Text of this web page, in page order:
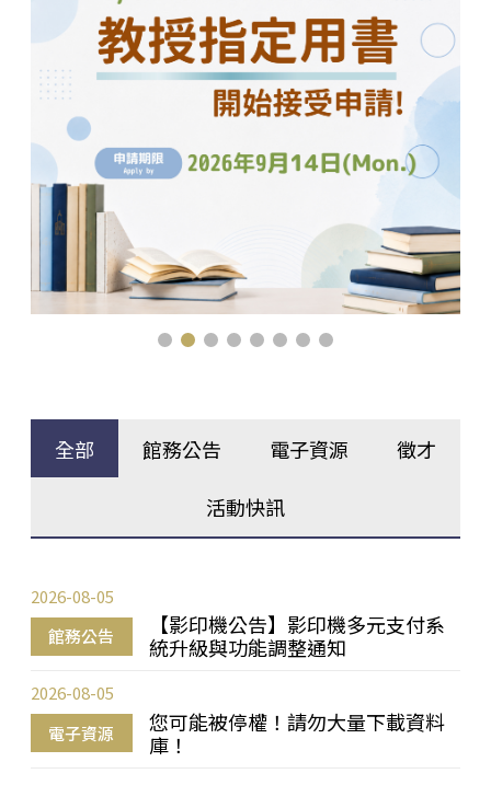
全部 館務公告 電子資源 徵才
活動快訊
館務公告
【影印機公告】影印機多元支付系
統升級與功能調整通知
2026-08-05
電子資源
您可能被停權！請勿大量下載資料
庫！
2026-08-05